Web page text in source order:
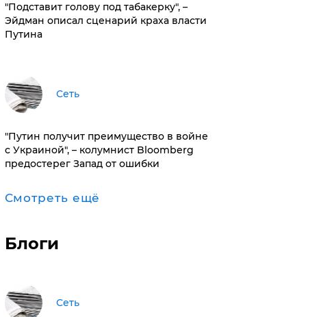
​"Подставит голову под табакерку", –
Эйдман описал сценарий краха власти
Путина
Сеть
"Путин получит преимущество в войне
с Украиной", – колумнист Bloomberg
предостерег Запад от ошибки
Смотреть ещё
Блоги
Сеть